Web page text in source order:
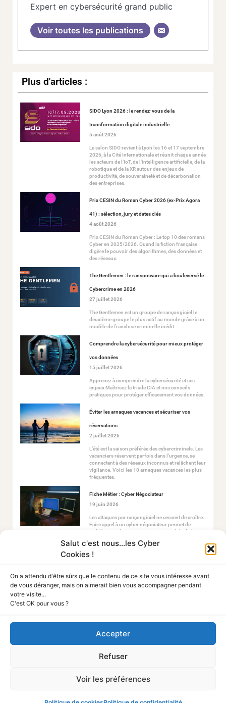
Salut c'est nous...les Cyber
Cookies !
On a attendu d'être sûrs que le contenu de ce site vous intéresse avant
de vous déranger, mais on aimerait bien vous accompagner pendant
votre visite...
C'est OK pour vous ?
Accepter
Refuser
Voir les préférences
Expert en cybersécurité grand public
Voir toutes les publications
Plus d'articles :
SIDO Lyon 2026 : le rendez-vous de la
transformation digitale industrielle
5 août 2026
Le salon SIDO revient à Lyon les 16 et 17 septembre
2026, à la Cité Internationale et réunit chaque année
les acteurs de l’IoT, de l’intelligence artificielle, de la
robotique et de la XR autour des enjeux de
productivité, de souveraineté et de décarbonation
des entreprises.
Prix CESIN du Roman Cyber 2026 (ex-Prix Agora
41) : sélection, jury et dates clés
4 août 2026
Prix CESIN du Roman Cyber : Le top 10 des romans
Cyber en 2025/2026. Quand la fiction française
digère le pouvoir des algorithmes, des données et
des réseaux.
The Gentlemen : le ransomware qui a bouleversé le
Cybercrime en 2026
27 juillet 2026
The Gentlemen est un groupe de rançongiciel le
deuxième groupe le plus actif au monde grâce à un
modèle de franchise criminelle inédit
Comprendre la cybersécurité pour mieux protéger
vos données
15 juillet 2026
Apprenez à comprendre la cybersécurité et ses
enjeux Maîtrisez la triade CIA et nos conseils
pratiques pour protéger efficacement vos données.
Éviter les arnaques vacances et sécuriser vos
réservations
2 juillet 2026
L’été est la saison préférée des cybercriminels. Les
vacanciers réservent parfois dans l’urgence, se
connectent à des réseaux inconnus et relâchent leur
vigilance. Voici les 10 arnaques vacances les plus
fréquentes.
Fiche Métier : Cyber Négociateur
19 juin 2026
Les attaques par rançongiciel ne cessent de croître.
Faire appel à un cyber négociateur permet de
stabiliser ce chaos en ouvrant un canal de dialogue
Tout Sur La Cyber